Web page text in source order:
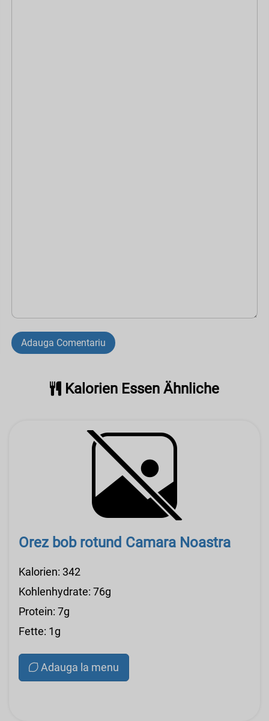
Adauga Comentariu
Kalorien Essen Ähnliche
Orez bob rotund Camara Noastra
Kalorien: 342
Kohlenhydrate: 76g
Protein: 7g
Fette: 1g
Adauga la menu